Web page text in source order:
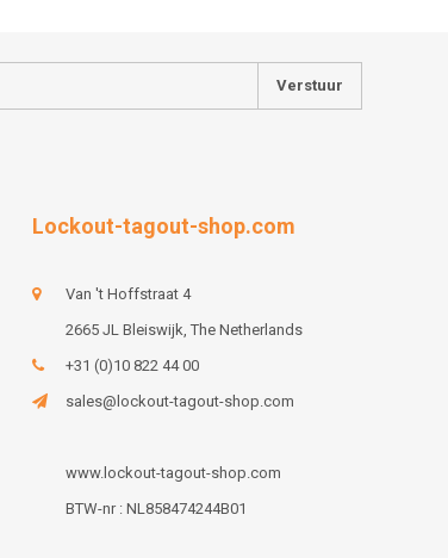
Verstuur
Lockout-tagout-shop.com
Van 't Hoffstraat 4
2665 JL Bleiswijk, The Netherlands
+31 (0)10 822 44 00
sales@lockout-tagout-shop.com
www.lockout-tagout-shop.com
BTW-nr : NL858474244B01